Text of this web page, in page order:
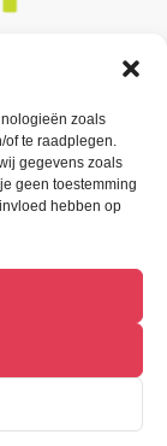
zoals
of te raadplegen.
gegevens zoals
geen toestemming
hebben op